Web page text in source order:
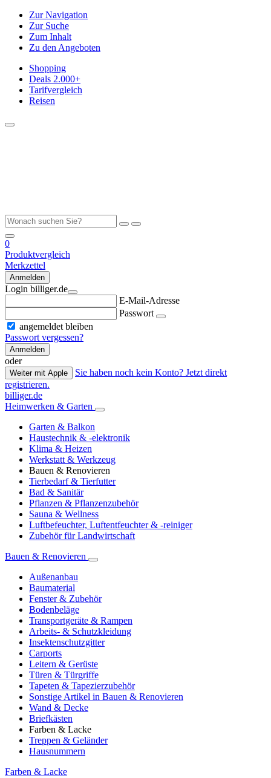
Zur Navigation
Zur Suche
Zum Inhalt
Zu den Angeboten
Shopping
Deals 2.000+
Tarifvergleich
Reisen
0
Produktvergleich
Merkzettel
Anmelden
Login billiger.de
E-Mail-Adresse
Passwort
angemeldet bleiben
Passwort vergessen?
Anmelden
oder
Weiter mit Apple
Sie haben noch kein Konto? Jetzt direkt
registrieren.
billiger.de
Heimwerken & Garten
Garten & Balkon
Haustechnik & -elektronik
Klima & Heizen
Werkstatt & Werkzeug
Bauen & Renovieren
Tierbedarf & Tierfutter
Bad & Sanitär
Pflanzen & Pflanzenzubehör
Sauna & Wellness
Luftbefeuchter, Luftentfeuchter & -reiniger
Zubehör für Landwirtschaft
Bauen & Renovieren
Außenanbau
Baumaterial
Fenster & Zubehör
Bodenbeläge
Transportgeräte & Rampen
Arbeits- & Schutzkleidung
Insektenschutzgitter
Carports
Leitern & Gerüste
Türen & Türgriffe
Tapeten & Tapezierzubehör
Sonstige Artikel in Bauen & Renovieren
Wand & Decke
Briefkästen
Farben & Lacke
Treppen & Geländer
Hausnummern
Farben & Lacke